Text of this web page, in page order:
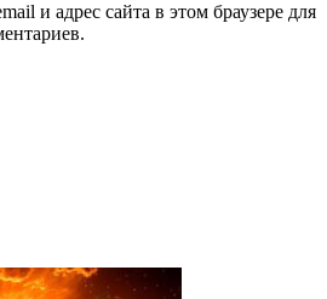
и адрес сайта в этом браузере для